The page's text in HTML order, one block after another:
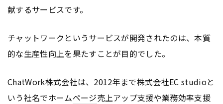
献するサービスです。
チャットワークというサービスが開発されたのは、本質
的な生産性向上を果たすことが目的でした。
ChatWork株式会社は、2012年まで株式会社EC studioと
いう社名でホームページ売上アップ支援や業務効率支援